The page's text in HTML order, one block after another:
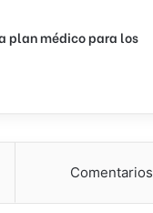
plan médico para los
Comentarios